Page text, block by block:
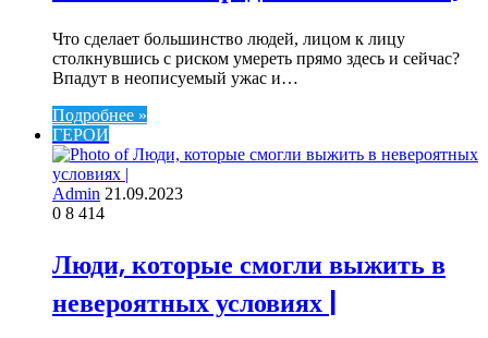
Что сделает большинство людей, лицом к лицу
столкнувшись с риском умереть прямо здесь и сейчас?
Впадут в неописуемый ужас и…
Подробнее »
ГЕРОИ
Admin 21.09.2023
0 8 414
Люди, которые смогли выжить в
невероятных условиях |